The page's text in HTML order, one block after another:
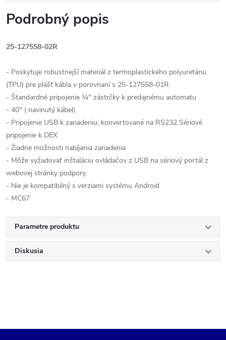
Podrobný popis
25-127558-02R
- Poskytuje robustnejší materiál z termoplastického polyuretánu
(TPU) pre plášť kábla v porovnaní s 25-127558-01R.
- Štandardné pripojenie ¼" zástrčky k predajnému automatu
- 40" ( navinutý kábel)
- Pripojenie USB k zariadeniu, konvertované na RS232 Sériové
pripojenie k DEX
- Žiadne možnosti nabíjania zariadenia
- Môže vyžadovať inštaláciu ovládačov z USB na sériový portál z
webovej stránky podpory.
- Nie je kompatibilný s verziami systému Android
- MC67
Parametre produktu
Diskusia